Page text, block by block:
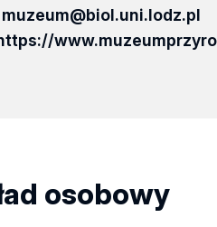
muzeum@biol.uni.lodz.pl
osobowy